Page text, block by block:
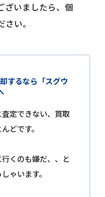
ざいましたら、個
い。
するなら「スグウ
定できない、買取
どです。
くのも嫌だ、、と
ゃいます。